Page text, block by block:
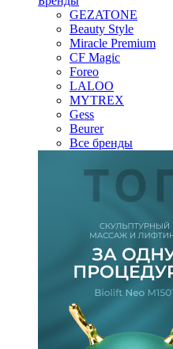
GEZATONE
Beauty Style
Miracle Premium
CF Magic
Foreo
LALOO
MYTREX
Gess
Beurer
Все бренды